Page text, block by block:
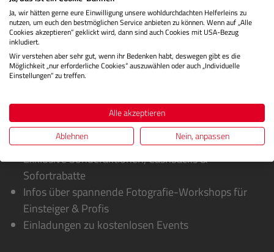
Bewertungen
Sie erhalten von uns:
Exklusive Sonderaktionen, Cashbacks &
Sofortrabatte
Infos über spannende Fotografie-Workshops für
Einsteiger & Profis
Einladungen zu kostenlosen Events
Ja, wir hätten gerne eure Einwilligung unsere wohldurchdachten Helferleins zu
nutzen, um euch den bestmöglichen Service anbieten zu können. Wenn auf „Alle
Cookies akzeptieren“ geklickt wird, dann sind auch Cookies mit USA-Bezug
inkludiert.
Wir verstehen aber sehr gut, wenn ihr Bedenken habt, deswegen gibt es die
Möglichkeit „nur erforderliche Cookies“ auszuwählen oder auch „Individuelle
Einstellungen“ zu treffen.
Alle akzeptieren
Ablehnen
Nein, anpassen